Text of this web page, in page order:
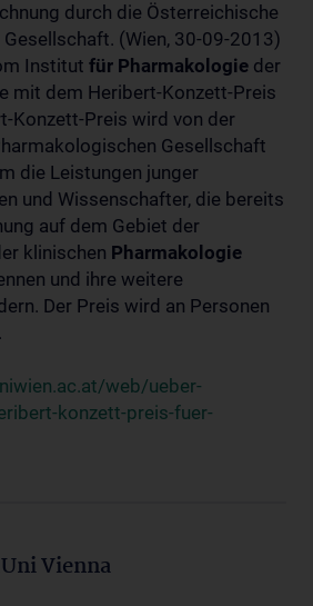
durch die Österreichische
(Wien, 30-09-2013)
Institut für Pharmakologie der
mit dem Heribert-Konzett-Preis
Konzett-Preis wird von der
Gesellschaft
die Leistungen junger
und Wissenschafter, die bereits
auf dem Gebiet der
klinischen Pharmakologie
und ihre weitere
Der Preis wird an Personen
web/ueber-
konzett-preis-fuer-
Vienna